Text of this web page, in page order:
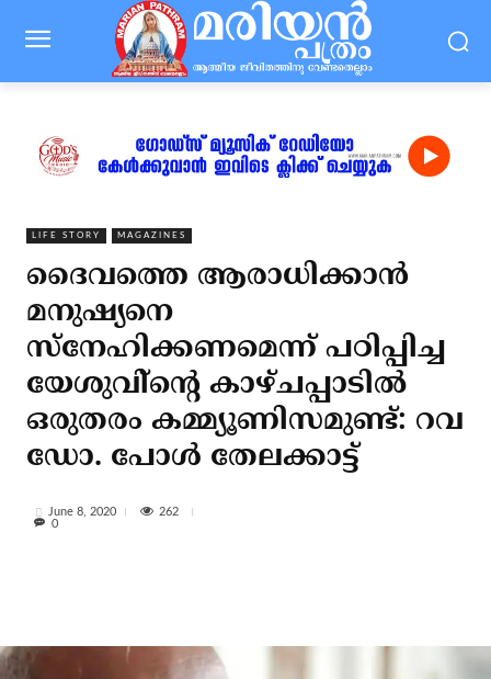
LIFE STORY MAGAZINES
ദൈവത്തെ ആരാധിക്കാന്‍
മനുഷ്യനെ
സ്‌നേഹിക്കണമെന്ന് പഠിപ്പിച്ച
യേശുവി്‌ന്റെ കാഴ്ചപ്പാടില്‍
ഒരുതരം കമ്മ്യൂണിസമുണ്ട്: റവ
ഡോ. പോള്‍ തേലക്കാട്ട്
June 8, 2020
262
0